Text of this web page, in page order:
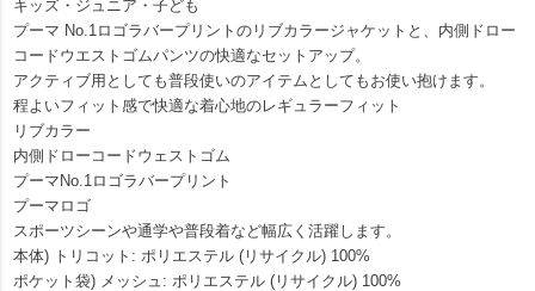
キッズ・ジュニア・子ども
プーマ No.1ロゴラバープリントのリブカラージャケットと、内側ドロー
コードウエストゴムパンツの快適なセットアップ。
アクティブ用としても普段使いのアイテムとしてもお使い抱けます。
程よいフィット感で快適な着心地のレギュラーフィット
リブカラー
内側ドローコードウェストゴム
プーマNo.1ロゴラバープリント
プーマロゴ
スポーツシーンや通学や普段着など幅広く活躍します。
本体) トリコット: ポリエステル (リサイクル) 100%
ポケット袋) メッシュ: ポリエステル (リサイクル) 100%